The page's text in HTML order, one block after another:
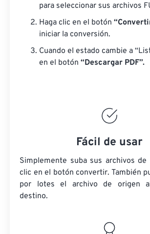
para seleccionar sus archivos
Haga clic en el botón
iniciar la conversión.
Cuando el estado cambie a
en el botón “Descargar PDF”.
Fácil de usar
Simplemente suba sus archivos
clic en el botón convertir. También
por lotes el archivo de origen
destino.